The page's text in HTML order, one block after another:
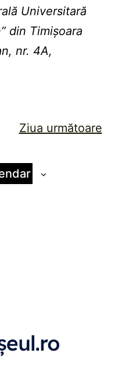
Universitară
din Timişoara
nr. 4A,
Ziua următoare